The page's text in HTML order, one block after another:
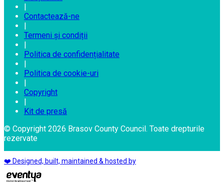
|
Contactează-ne
|
Termeni și condiții
|
Politica de confidențialitate
|
Politica de cookie-uri
|
Copyright
|
Kit de presă
© Copyright 2026 Brasov County Council. Toate drepturile
rezervate
❤️ Designed, built, maintained & hosted by